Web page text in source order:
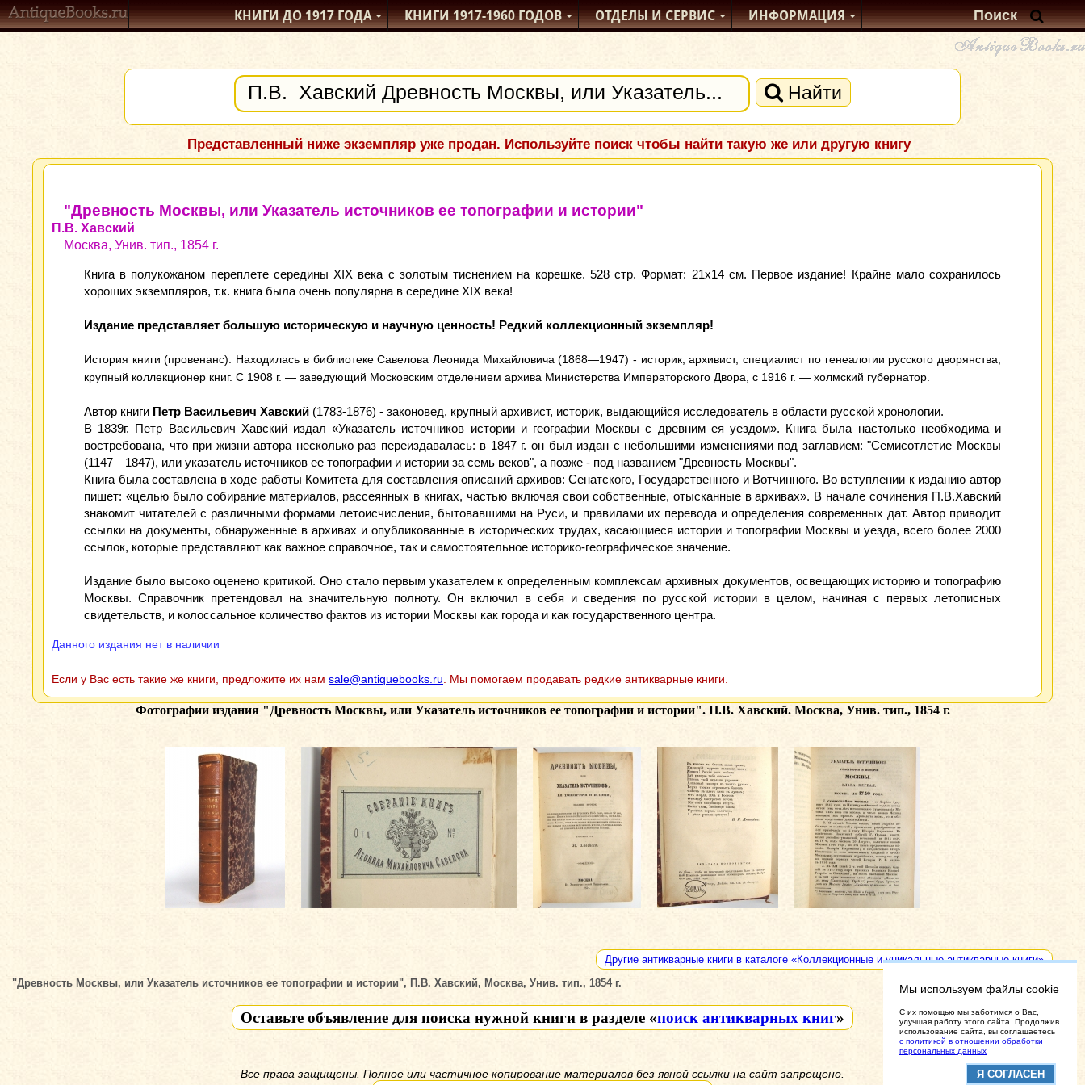
КНИГИ ДО 1917ГОДА КНИГИ1917-1960ГОДОВ ОТДЕЛЫИ СЕРВИС ИНФОРМАЦИЯ
Найти
Представленный ниже экземпляр уже продан. Используйте поиск чтобы найти такую же или другую книгу
"Древность Москвы, или Указатель источников ее топографии и истории"
П.В. Хавский
Москва, Унив. тип., 1854 г.
Книга в полукожаном переплете середины XIX века с золотым тиснением на корешке. 528 стр. Формат: 21x14 см. Первое издание! Крайне мало сохранилось
хороших экземпляров, т.к. книга была очень популярна в середине XIX века!
Издание представляет большую историческую и научную ценность! Редкий коллекционный экземпляр!
История книги (провенанс): Находилась в библиотеке Савелова Леонида Михайловича (1868—1947) - историк, архивист, специалист по генеалогии русского дворянства,
крупный коллекционер книг. С 1908 г. — заведующий Московским отделением архива Министерства Императорского Двора, с 1916 г. — холмский губернатор.
Автор книги Петр Васильевич Хавский (1783-1876) - законовед, крупный архивист, историк, выдающийся исследователь в области русской хронологии.
В 1839г. Петр Васильевич Хавский издал «Указатель источников истории и географии Москвы с древним ея уездом». Книга была настолько необходима и
востребована, что при жизни автора несколько раз переиздавалась: в 1847 г. он был издан с небольшими изменениями под заглавием: "Семисотлетие Москвы
(1147—1847), или указатель источников ее топографии и истории за семь веков", а позже - под названием "Древность Москвы".
Книга была составлена в ходе работы Комитета для составления описаний архивов: Сенатского, Государственного и Вотчинного. Во вступлении к изданию автор
пишет: «целью было собирание материалов, рассеянных в книгах, частью включая свои собственные, отысканные в архивах». В начале сочинения П.В.Хавский
знакомит читателей с различными формами летоисчисления, бытовавшими на Руси, и правилами их перевода и определения современных дат. Автор приводит
ссылки на документы, обнаруженные в архивах и опубликованные в исторических трудах, касающиеся истории и топографии Москвы и уезда, всего более 2000
ссылок, которые представляют как важное справочное, так и самостоятельное историко-географическое значение.
Издание было высоко оценено критикой. Оно стало первым указателем к определенным комплексам архивных документов, освещающих историю и топографию
Москвы. Справочник претендовал на значительную полноту. Он включил в себя и сведения по русской истории в целом, начиная с первых летописных
свидетельств, и колоссальное количество фактов из истории Москвы как города и как государственного центра.
Данного издания нет в наличии
Если у Вас есть такие же книги, предложите их нам sale@antiquebooks.ru . Мы помогаем продавать редкие антикварные книги.
Фотографии издания "Древность Москвы, или Указатель источников ее топографии и истории". П.В. Хавский. Москва, Унив. тип., 1854 г.
Другие антикварные книги в каталоге «Коллекционные и уникальные антикварные книги»
"Древность Москвы, или Указатель источников ее топографии и истории", П.В. Хавский, Москва, Унив. тип., 1854 г.
Оставьте объявление для поиска нужной книги в разделе «поиск антикварных книг»
Все права защищены. Полное или частичное копирование материалов без явной ссылки на сайт запрещено.
Мы используем файлы cookie
C их помощью мы заботимся о Вас,
улучшая работу этого сайта. Продолжив
использование сайта, вы соглашаетесь
с политикой в отношении обработки
персональных данных
Я СОГЛАСЕН